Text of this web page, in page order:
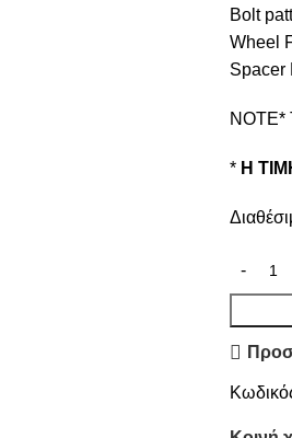
Bolt
Wheel
Spacer
NOTE*
* Η